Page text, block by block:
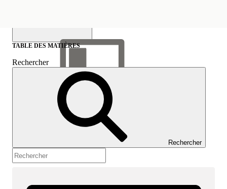
Afficher la table des
matières
Table des matières
TABLE DES MATIÈRES
Rechercher
Rechercher